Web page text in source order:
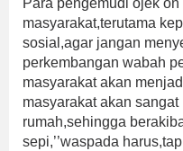
Para pengemudi ojek
masyarakat,terutama
sosial,agar jangan
perkembangan wabah
masyarakat akan
masyarakat akan
rumah,sehingga
sepi,’’waspada